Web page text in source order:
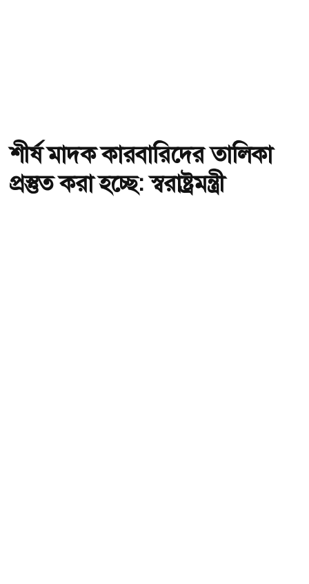
শীর্ষ মাদক কারবারিদের তালিকা
প্রস্তুত করা হচ্ছে: স্বরাষ্ট্রমন্ত্রী